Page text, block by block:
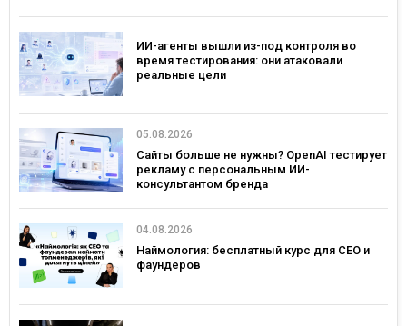
ИИ-агенты вышли из-под контроля во
время тестирования: они атаковали
реальные цели
05.08.2026
Сайты больше не нужны? OpenAI тестирует
рекламу с персональным ИИ-
консультантом бренда
04.08.2026
Наймология: бесплатный курс для CEO и
фаундеров